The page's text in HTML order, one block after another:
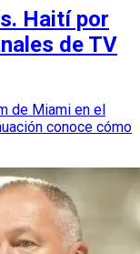
Haití por
de TV
de Miami en el
conoce cómo